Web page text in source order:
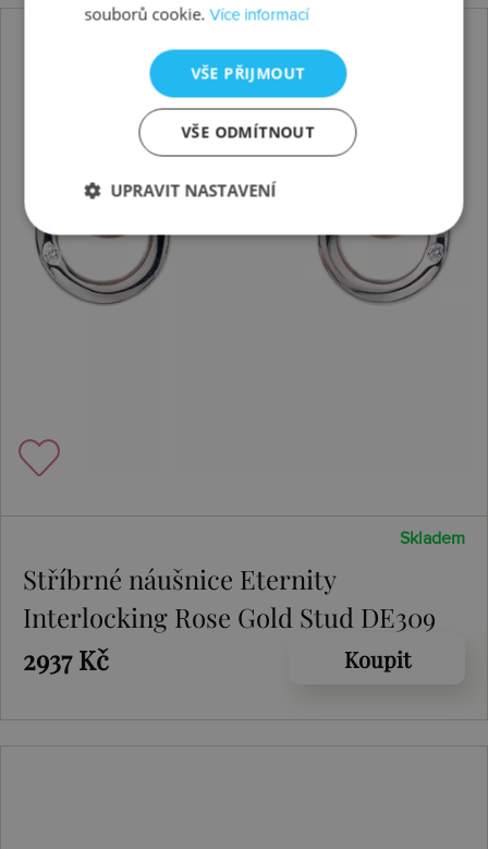
Skladem
Stříbrné náušnice Eternity
Interlocking Rose Gold Stud DE309
2937 Kč
Koupit
souborů cookie.Více informací
VŠE PŘIJMOUT
VŠE ODMÍTNOUT
UPRAVIT NASTAVENÍ